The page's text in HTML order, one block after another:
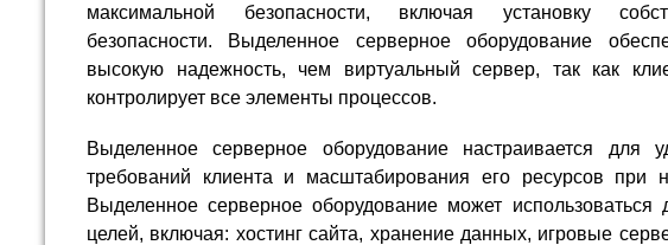
максимальной безопасности, включая установку
безопасности. Выделенное серверное оборудование
высокую надежность, чем виртуальный сервер, так как
контролирует все элементы процессов.
Выделенное серверное оборудование настраивается для
требований клиента и масштабирования его ресурсов при
Выделенное серверное оборудование может использоваться
целей, включая: хостинг сайта, хранение данных, игровые